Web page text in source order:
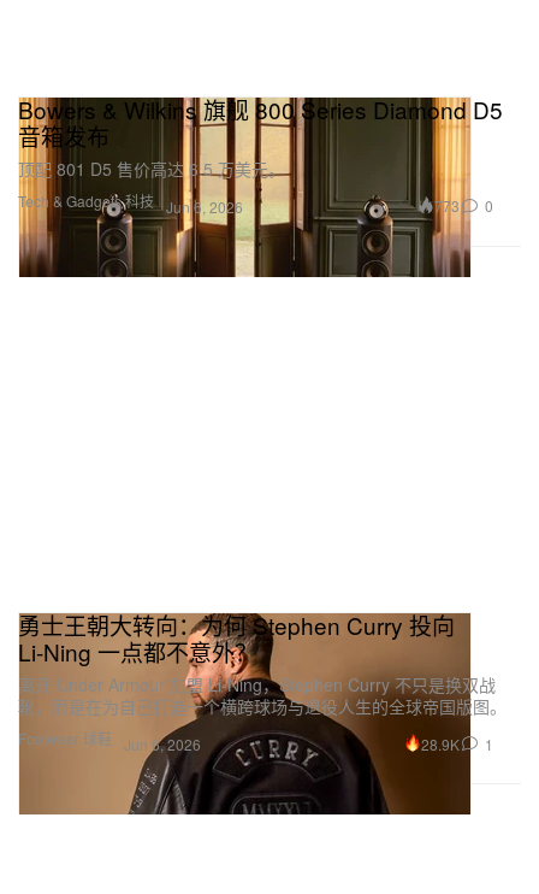
Tech & Gadgets 科技
Bowers & Wilkins 旗舰 800 Series Diamond D5
音箱发布
顶配 801 D5 售价高达 6.5 万美元。
Jun 6, 2026 773 0
Footwear 球鞋
勇士王朝大转向：为何 Stephen Curry 投向
Li‑Ning 一点都不意外？
离开 Under Armour 加盟 Li-Ning，Stephen Curry 不只是换双战
靴，而是在为自己打造一个横跨球场与退役人生的全球帝国版图。
Jun 6, 2026 28.9K 1